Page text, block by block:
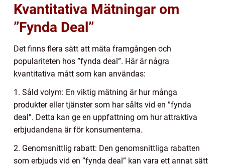
Kvantitativa Mätningar om
”Fynda Deal”
Det finns flera sätt att mäta framgången och
populariteten hos ”fynda deal”. Här är några
kvantitativa mått som kan användas:
1. Såld volym: En viktig mätning är hur många
produkter eller tjänster som har sålts vid en ”fynda
deal”. Detta kan ge en uppfattning om hur attraktiva
erbjudandena är för konsumenterna.
2. Genomsnittlig rabatt: Den genomsnittliga rabatten
som erbjuds vid en ”fynda deal” kan vara ett annat sätt